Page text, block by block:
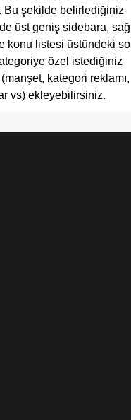
Bu şekilde belirlediğiniz
üst geniş sidebara, sağ
konu listesi üstündeki sol
özel istediğiniz
kategori reklamı,
vs) ekleyebilirsiniz.